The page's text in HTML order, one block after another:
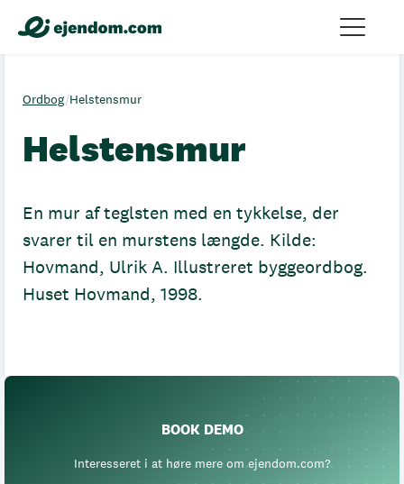
Ordbog/Helstensmur
Helstensmur
En mur af teglsten med en tykkelse, der
svarer til en murstens længde. Kilde:
Hovmand, Ulrik A. Illustreret byggeordbog.
Huset Hovmand, 1998.
BOOK DEMO
Interesseret i at høre mere om ejendom.com?